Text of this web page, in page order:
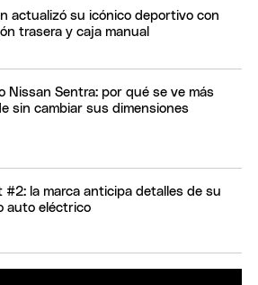
actualizó su icónico deportivo con
trasera y caja manual
Nissan Sentra: por qué se ve más
sin cambiar sus dimensiones
#2: la marca anticipa detalles de su
auto eléctrico